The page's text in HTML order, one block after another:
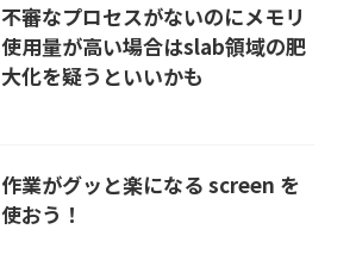
不審なプロセスがないのにメモリ
使用量が高い場合はslab領域の肥
大化を疑うといいかも
作業がグッと楽になる screen を
使おう！